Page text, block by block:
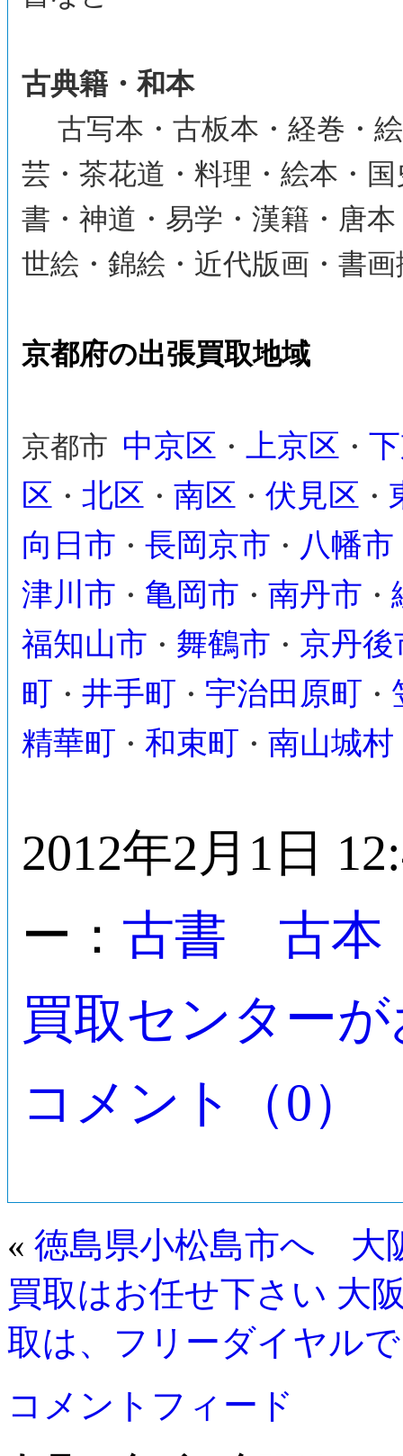
古典籍・和本
古写本・古板本・経巻・
芸・茶花道・料理・絵本・
書・神道・易学・漢籍・唐
世絵・錦絵・近代版画・書
京都府の出張買取地域
京都市 中京区 ・ 上京区 ・
区 ・ 北区 ・ 南区 ・ 伏見区 ・
向日市 ・ 長岡京市 ・ 八幡市
津川市 ・ 亀岡市 ・ 南丹市 ・
福知山市 ・ 舞鶴市 ・ 京丹後
町
・ 井手町 ・ 宇治田原町 ・
精華町
・ 和束町 ・ 南山城村
2012年2月1日
ー： 古書 古
買取センター
コメント（0）
« 徳島県小松島市へ 大
買取はお任せ下さい 大
取は、フリーダイヤル
コメントフィード